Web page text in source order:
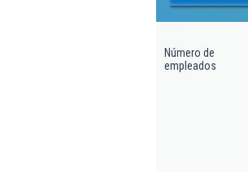
Número de
empleados